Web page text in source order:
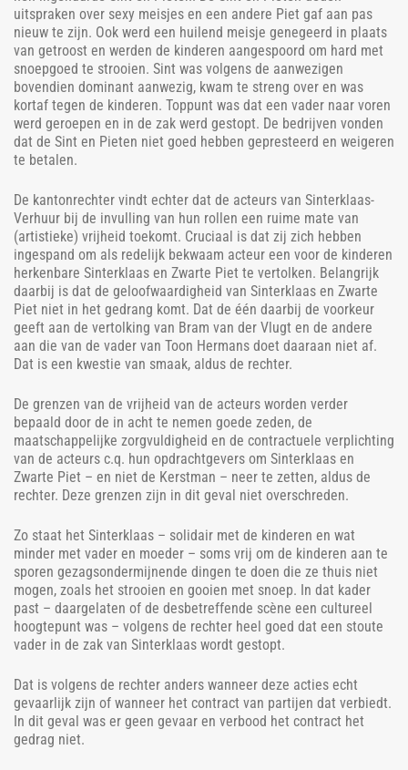
uitspraken over sexy meisjes en een andere Piet gaf aan pas
nieuw te zijn. Ook werd een huilend meisje genegeerd in plaats
van getroost en werden de kinderen aangespoord om hard met
snoepgoed te strooien. Sint was volgens de aanwezigen
bovendien dominant aanwezig, kwam te streng over en was
kortaf tegen de kinderen. Toppunt was dat een vader naar voren
werd geroepen en in de zak werd gestopt. De bedrijven vonden
dat de Sint en Pieten niet goed hebben gepresteerd en weigeren
te betalen.
De kantonrechter vindt echter dat de acteurs van Sinterklaas-
Verhuur bij de invulling van hun rollen een ruime mate van
(artistieke) vrijheid toekomt. Cruciaal is dat zij zich hebben
ingespand om als redelijk bekwaam acteur een voor de kinderen
herkenbare Sinterklaas en Zwarte Piet te vertolken. Belangrijk
daarbij is dat de geloofwaardigheid van Sinterklaas en Zwarte
Piet niet in het gedrang komt. Dat de één daarbij de voorkeur
geeft aan de vertolking van Bram van der Vlugt en de andere
aan die van de vader van Toon Hermans doet daaraan niet af.
Dat is een kwestie van smaak, aldus de rechter.
De grenzen van de vrijheid van de acteurs worden verder
bepaald door de in acht te nemen goede zeden, de
maatschappelijke zorgvuldigheid en de contractuele verplichting
van de acteurs c.q. hun opdrachtgevers om Sinterklaas en
Zwarte Piet – en niet de Kerstman – neer te zetten, aldus de
rechter. Deze grenzen zijn in dit geval niet overschreden.
Zo staat het Sinterklaas – solidair met de kinderen en wat
minder met vader en moeder – soms vrij om de kinderen aan te
sporen gezagsondermijnende dingen te doen die ze thuis niet
mogen, zoals het strooien en gooien met snoep. In dat kader
past – daargelaten of de desbetreffende scène een cultureel
hoogtepunt was – volgens de rechter heel goed dat een stoute
vader in de zak van Sinterklaas wordt gestopt.
Dat is volgens de rechter anders wanneer deze acties echt
gevaarlijk zijn of wanneer het contract van partijen dat verbiedt.
In dit geval was er geen gevaar en verbood het contract het
gedrag niet.